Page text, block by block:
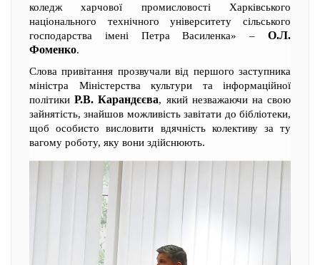
коледж харчової промисловості Харківського
національного технічного університету сільського
господарства імені Петра Василенка» – О.Л.
Фоменко.
Слова привітання прозвучали від першого заступника
міністра Міністерства культури та інформаційної
політикиР.В. Карандєєва, який незважаючи на свою
зайнятість, знайшов можливість завітати до бібліотеки,
щоб особисто висловити вдячність колективу за ту
вагому роботу, яку вони здійснюють.